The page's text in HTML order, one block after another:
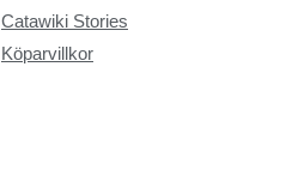
Catawiki Stories
Köparvillkor